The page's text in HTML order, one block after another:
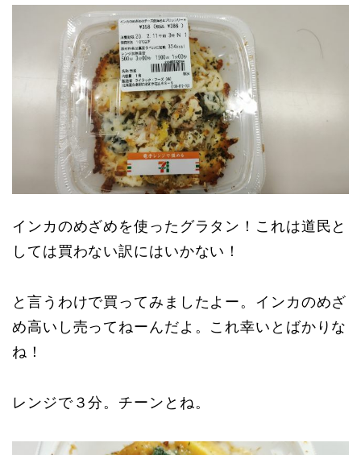
インカのめざめを使ったグラタン！これは道民と
しては買わない訳にはいかない！
と言うわけで買ってみましたよー。インカのめざ
め高いし売ってねーんだよ。これ幸いとばかりな
ね！
レンジで３分。チーンとね。